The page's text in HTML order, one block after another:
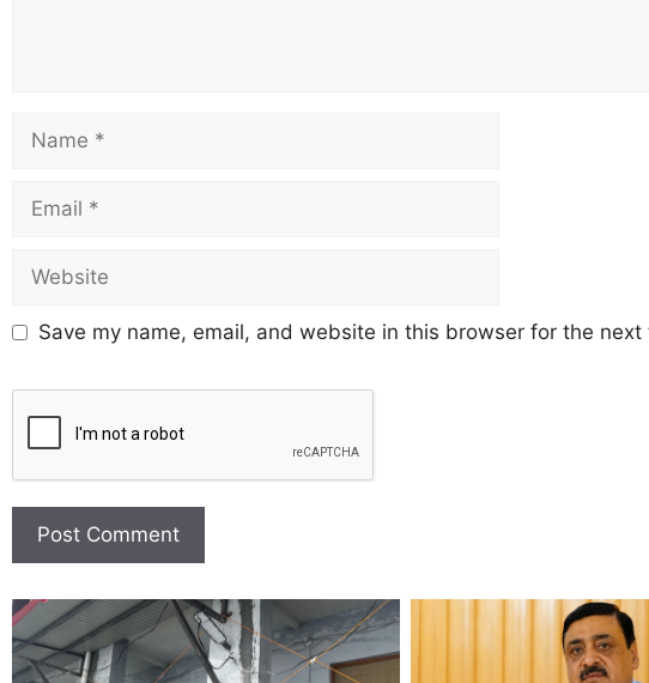
Save my name, email, and website in this browser for the next